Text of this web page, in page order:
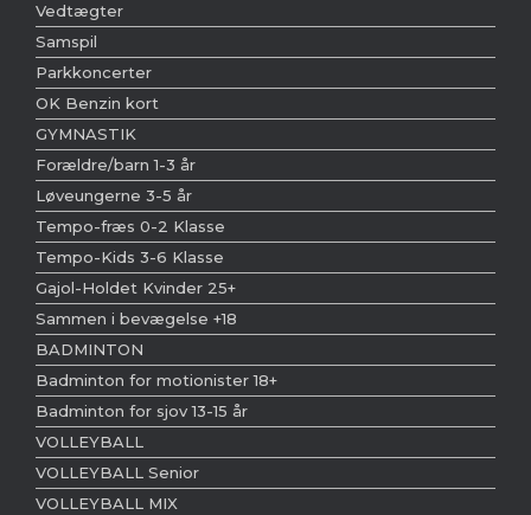
Vedtægter
Samspil
Parkkoncerter
OK Benzin kort
GYMNASTIK
Forældre/barn 1-3 år
Løveungerne 3-5 år
Tempo-fræs 0-2 Klasse
Tempo-Kids 3-6 Klasse
Gajol-Holdet Kvinder 25+
Sammen i bevægelse +18
BADMINTON
Badminton for motionister 18+
Badminton for sjov 13-15 år
VOLLEYBALL
VOLLEYBALL Senior
VOLLEYBALL MIX